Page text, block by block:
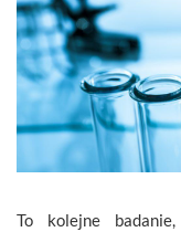
To kolejne